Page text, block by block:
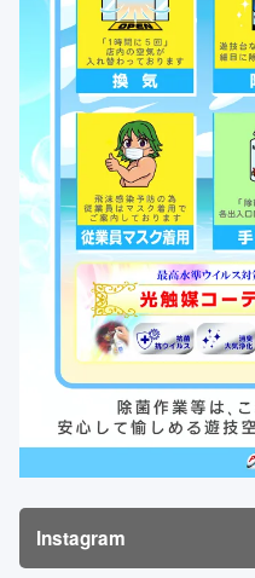
Instagram